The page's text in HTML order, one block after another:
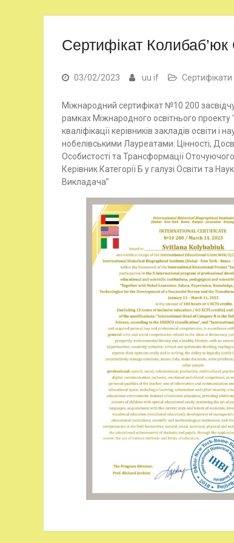
Сертифікат
03/02/2023 uu if Сертифікати
Міжнародний сертифікат №10 200
рамках Міжнародного освітнього проекту
кваліфікації керівників закладів освіти
нобелівськими Лауреатами: Цінності,
Особистості та Трансформації
Керівник Категорії Б у галузі Освіти та
Викладача”